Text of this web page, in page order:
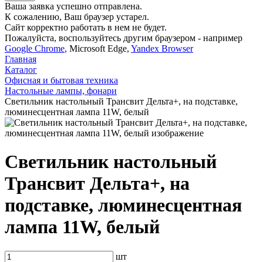
Ваша заявка успешно отправлена.
К сожалению, Ваш браузер устарел.
Сайт корректно работать в нем не будет.
Пожалуйста, воспользуйтесь другим браузером - например
Google Chrome, Microsoft Edge, Yandex Browser
Главная
Каталог
Офисная и бытовая техника
Настольные лампы, фонари
Светильник настольный Трансвит Дельта+, на подставке,
люминесцентная лампа 11W, белый
Светильник настольный
Трансвит Дельта+, на
подставке, люминесцентная
лампа 11W, белый
шт